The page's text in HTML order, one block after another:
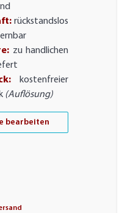
rückstandslos
zu handlichen
kostenfreier
(Auflösung)
bearbeiten